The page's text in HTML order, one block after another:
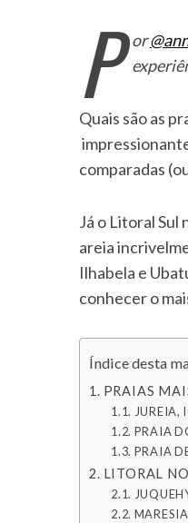
P or
Quais são as
comparadas
Já o Litoral Sul
areia
Ilhabela e
conhecer o
Índice desta
PRAIAS
JUREIA,
PRAIA
PRAIA
LITORAL